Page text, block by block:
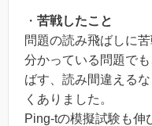
・ 苦戦したこと
問題の読み飛ばしに苦
分かっている問題で
ばす、読み間違える
くありました。
Ping-tの模擬試験も伸